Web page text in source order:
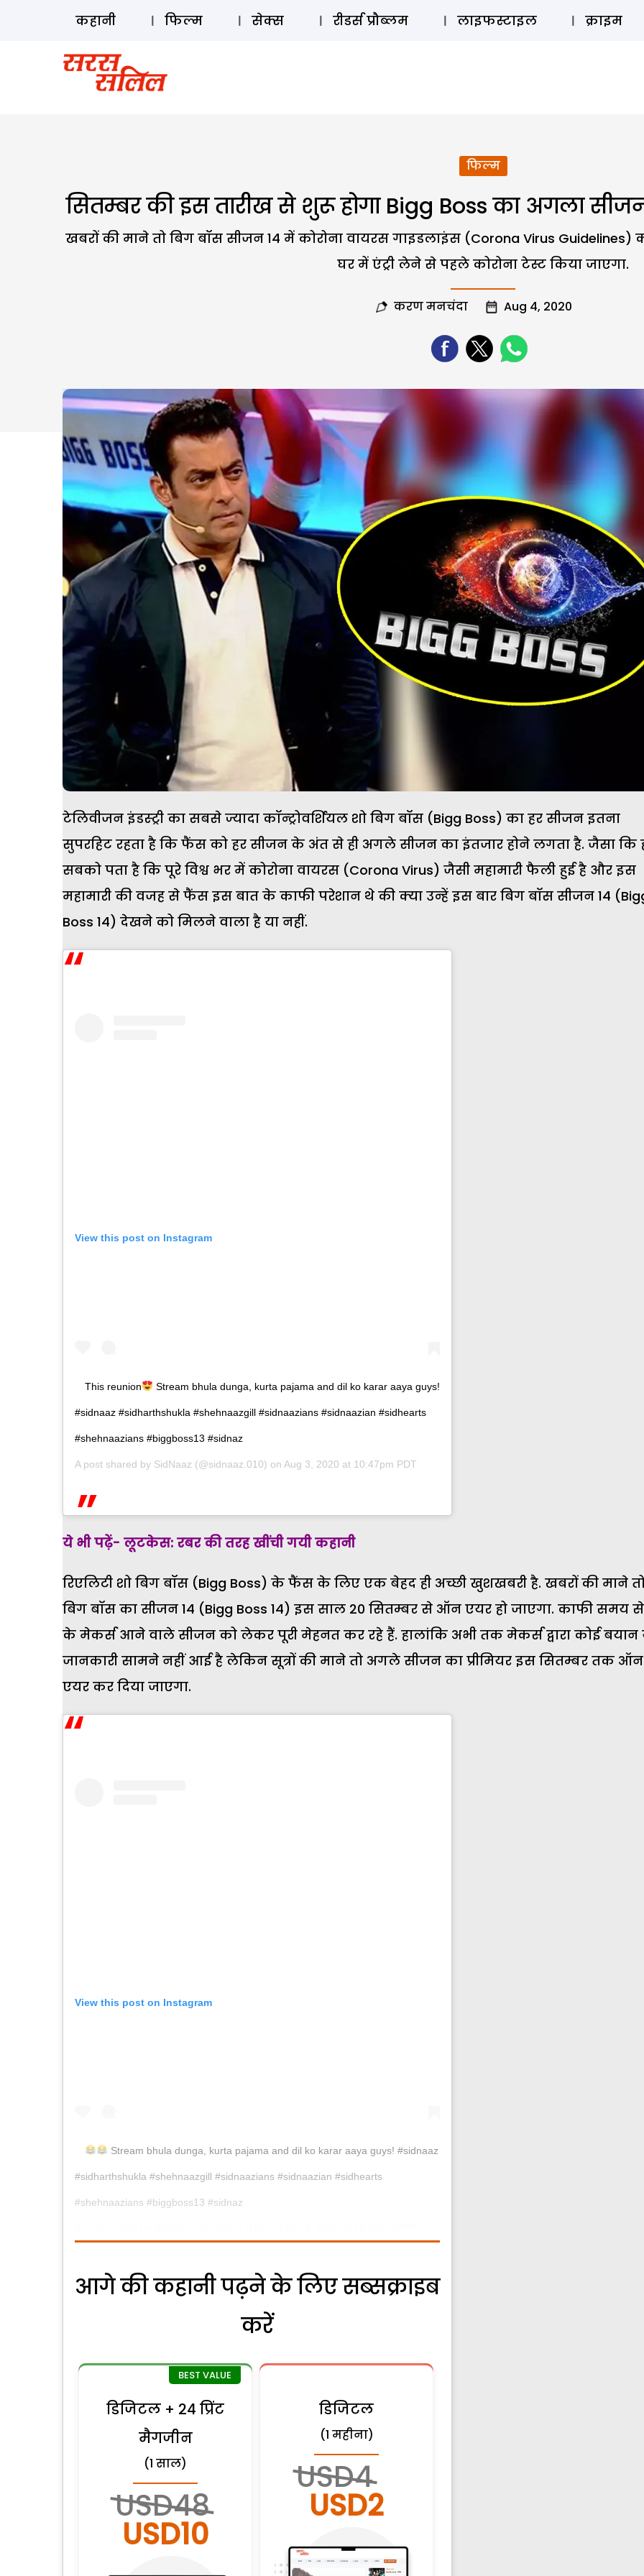
ऑडियो
कहानी फिल्म सेक्स रीडर्स प्रौब्लम लाइफस्टाइल क्राइम
फिल्म
सितम्बर की इस तारीख से शुरू होगा Bigg Boss का अगला
खबरों की माने तो बिग बॉस सीजन 14 में कोरोना वायरस गाइडलाइंस (Corona Virus
घर में एंट्री लेने से पहले कोरोना टेस्ट किया जाएगा.
करण मनचंदा Aug 4, 2020
टेलिवीजन इंडस्ट्री का सबसे ज्यादा कॉन्ट्रोवर्शियल शो बिग बॉस (Bigg Boss) का हर सीजन इतना
सुपरहिट रहता है कि फैंस को हर सीजन के अंत से ही अगले सीजन का इंतजार होने लगता है. जैसा कि
सबको पता है कि पूरे विश्व भर में कोरोना वायरस (Corona Virus) जैसी महामारी फैली हुई है और इस
महामारी की वजह से फैंस इस बात के काफी परेशान थे की क्या उन्हें इस बार बिग बॉस सीजन 14
Boss 14) देखने को मिलने वाला है या नहीं.
View this post on Instagram
This reunion Stream bhula dunga, kurta pajama and dil ko karar aaya guys!
#sidnaaz #sidharthshukla #shehnaazgill #sidnaazians #sidnaazian #sidhearts
#shehnaazians #biggboss13 #sidnaz
A post shared by SidNaaz (@sidnaaz.010) on Aug 3, 2020 at 10:47pm PDT
ये भी पढ़ें- लूटकेस: रबर की तरह खींची गयी कहानी
रिएलिटी शो बिग बॉस (Bigg Boss) के फैंस के लिए एक बेहद ही अच्छी खुशखबरी है. खबरों की माने
बिग बॉस का सीजन 14 (Bigg Boss 14) इस साल 20 सितम्बर से ऑन एयर हो जाएगा. काफी समय
के मेकर्स आने वाले सीजन को लेकर पूरी मेहनत कर रहे हैं. हालांकि अभी तक मेकर्स द्वारा कोई बयान
जानकारी सामने नहीं आई है लेकिन सूत्रों की माने तो अगले सीजन का प्रीमियर इस सितम्बर तक ऑन
एयर कर दिया जाएगा.
View this post on Instagram
Stream bhula dunga, kurta pajama and dil ko karar aaya guys! #sidnaaz
#sidharthshukla #shehnaazgill #sidnaazians #sidnaazian #sidhearts
#shehnaazians #biggboss13 #sidnaz
आगे की कहानी पढ़ने के लिए सब्सक्राइब
करें
डिजिटल + 24 प्रिंट
मैगजीन
(1 साल)
USD48
USD10
डिजिटल
(1 महीना)
USD4
USD2